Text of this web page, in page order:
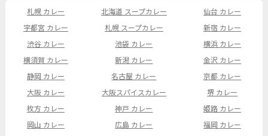
札幌 カレー 北海道 スープカレー
仙台 カレー
宇都宮 カレー
札幌 スープカレー
新宿 カレー
渋谷 カレー
池袋 カレー
横浜 カレー
横須賀 カレー
新潟 カレー
金沢 カレー
静岡 カレー
名古屋 カレー
京都 カレー
大阪 カレー
大阪スパイスカレー
堺 カレー
枚方 カレー
神戸 カレー
姫路 カレー
岡山 カレー
広島 カレー
福岡 カレー